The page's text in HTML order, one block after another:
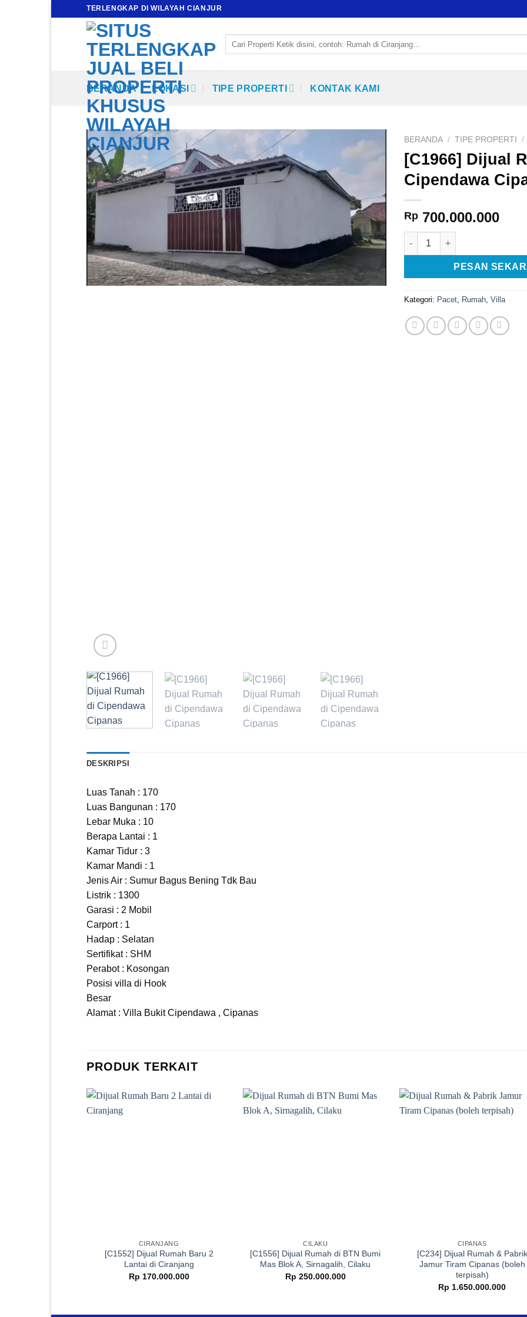
TERLENGKAP DI WILAYAH CIANJUR
BERANDA LOKASI TIPE PROPERTI KONTAK KAMI
BERANDA / TIPE PROPERTI /
[C1966] Dijual
Cipendawa
Rp 700.000.000
Kuantitas [C1966] Dijual
PESAN
Kategori: Pacet Rumah Villa
DESKRIPSI
Luas Tanah : 170
Luas Bangunan : 170
Lebar Muka : 10
Berapa Lantai : 1
Kamar Tidur : 3
Kamar Mandi : 1
Jenis Air : Sumur Bagus Bening Tdk Bau
Listrik : 1300
Garasi : 2 Mobil
Carport : 1
Hadap : Selatan
Sertifikat : SHM
Perabot : Kosongan
Posisi villa di Hook
Besar
Alamat : Villa Bukit Cipendawa , Cipanas
PRODUK TERKAIT
CIRANJANG
[C1552] Dijual Rumah Baru 2
Lantai di Ciranjang
Rp 170.000.000
CILAKU
[C1556] Dijual Rumah di BTN Bumi
Mas Blok A, Sirnagalih, Cilaku
Rp 250.000.000
CIPANAS
[C234] Dijual Rumah & Pabrik
Jamur Tiram Cipanas (boleh
terpisah)
Rp 1.650.000.000